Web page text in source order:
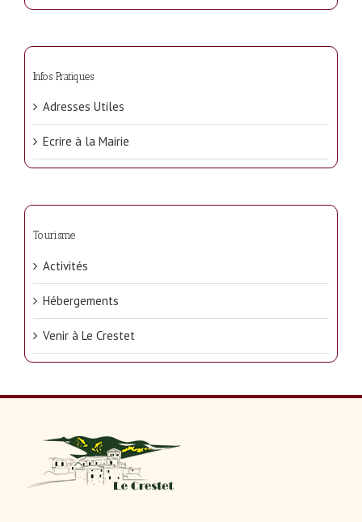
Infos Pratiques
Adresses Utiles
Ecrire à la Mairie
Tourisme
Activités
Hébergements
Venir à Le Crestet